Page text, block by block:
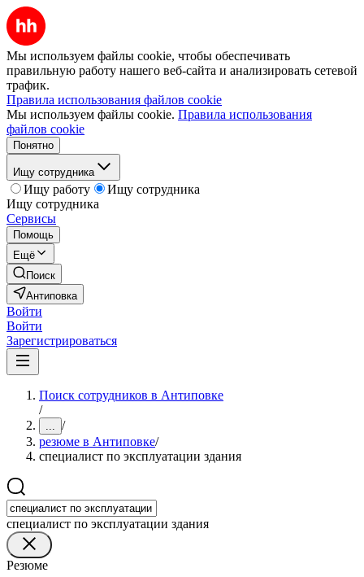
Мы используем файлы cookie, чтобы обеспечивать
правильную работу нашего веб-сайта и анализировать сетевой
трафик.
Правила использования файлов cookie
Мы используем файлы cookie. Правила использования
файлов cookie
Понятно
Ищу сотрудника
Ищу работу
Ищу сотрудника
Ищу сотрудника
Сервисы
Помощь
Ещё
Поиск
Антиповка
Войти
Войти
Зарегистрироваться
Поиск сотрудников в Антиповке
/
... /
резюме в Антиповке/
специалист по эксплуатации здания
специалист по эксплуатации здания
Резюме